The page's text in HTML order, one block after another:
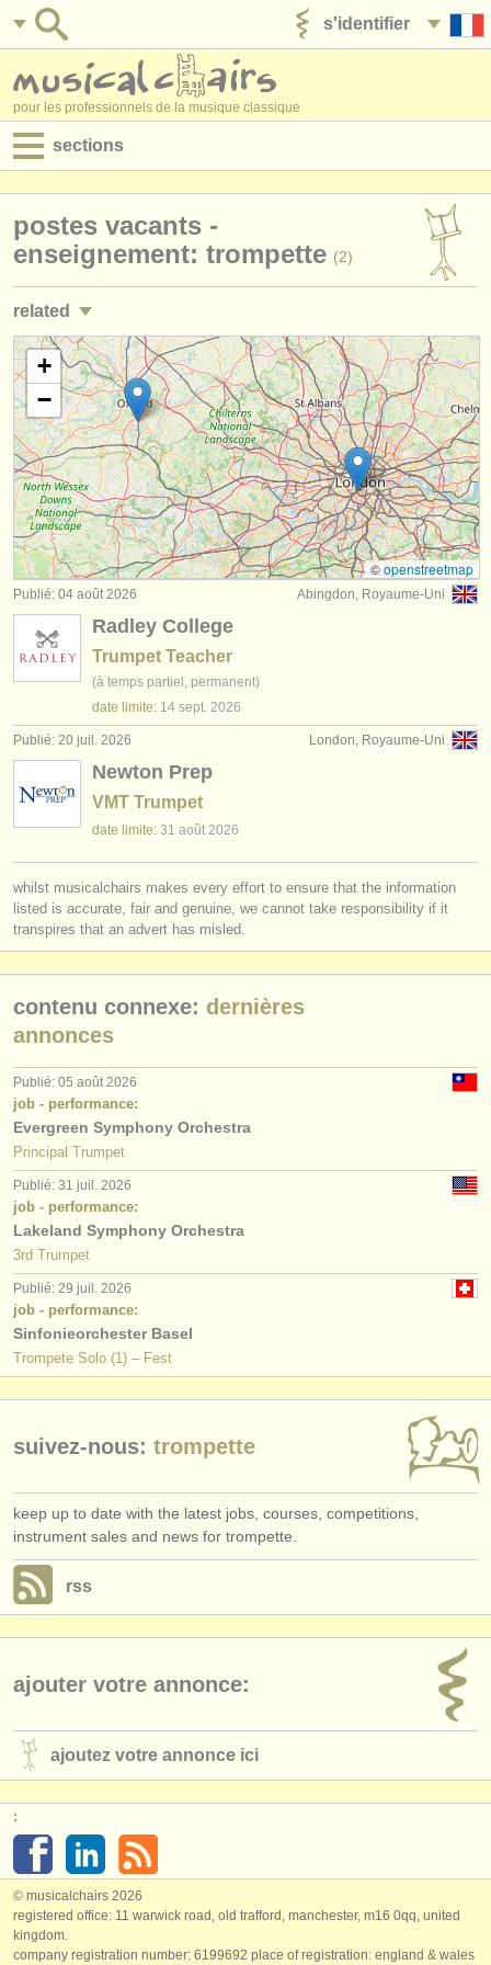
s'identifier
pour les professionnels de la musique classique
sections
jobs - performance
jobs - enseignement
jobs - administration
degree courses
stages/cours
concours/prix
instruments à vendre
instruments volés
annuaires:
orchestres et l'opéra
conservatoires
orchestres de jeunes
musicalchairs:
a propos de musicalchairs
contactez nous
rss feeds
actualités musique classique
ajouter votre annonce
find out about our
ATSfaq
s'identifier
postes vacants -
enseignement: trompette (2)
related
jobs - performance: trompette (25)
stages/masterclass trompette (7)
stages/cours: cornet à bouquin (1)
stages/cours: cornet (1)
degree courses: trompette (10)
degree courses: cornet à bouquin (1)
degree courses: natural trumpet
degree courses: cornet
concours de trompette
achat trompette
+
−
©openstreetmap
Abingdon, Royaume-Uni
Publié: 04 août 2026
Radley College
Trumpet Teacher
(à temps partiel, permanent)
date limite: 14 sept. 2026
London, Royaume-Uni
Publié: 20 juil. 2026
Newton Prep
VMT Trumpet
date limite: 31 août 2026
whilst musicalchairs makes every effort to ensure that the information
listed is accurate, fair and genuine, we cannot take responsibility if it
transpires that an advert has misled.
contenu connexe: dernières
annonces
Publié: 05 août 2026
job - performance:
Evergreen Symphony Orchestra
Principal Trumpet
Publié: 31 juil. 2026
job - performance:
Lakeland Symphony Orchestra
3rd Trumpet
Publié: 29 juil. 2026
job - performance:
Sinfonieorchester Basel
Trompete Solo (1) – Fest
suivez-nous: trompette
keep up to date with the latest jobs, courses, competitions,
instrument sales and news for trompette.
rss
ajouter votre annonce:
ajoutez votre annonce ici
:
© musicalchairs 2026
registered office: 11 warwick road, old trafford, manchester, m16 0qq, united
kingdom.
company registration number: ​6199692 place of registration: england & wales